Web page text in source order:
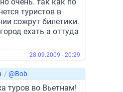
туристов в
сожрут билетики.
ехать а оттуда
28.09.2009 - 20:29
/ @Bob
туров во Вьетнам!